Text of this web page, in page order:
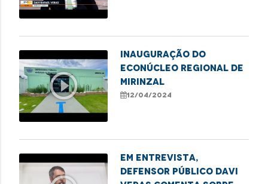
play_circle_outline
Inauguração do
Econúcleo Regional de
Mirinzal
12/04/2024
Em entrevista,
defensor público Davi